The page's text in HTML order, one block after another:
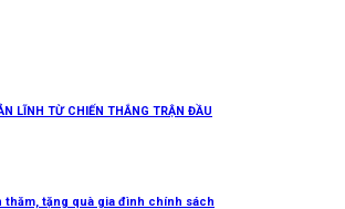
LĨNH TỪ CHIẾN THẮNG TRẬN ĐẦU
thăm, tặng quà gia đình chính sách